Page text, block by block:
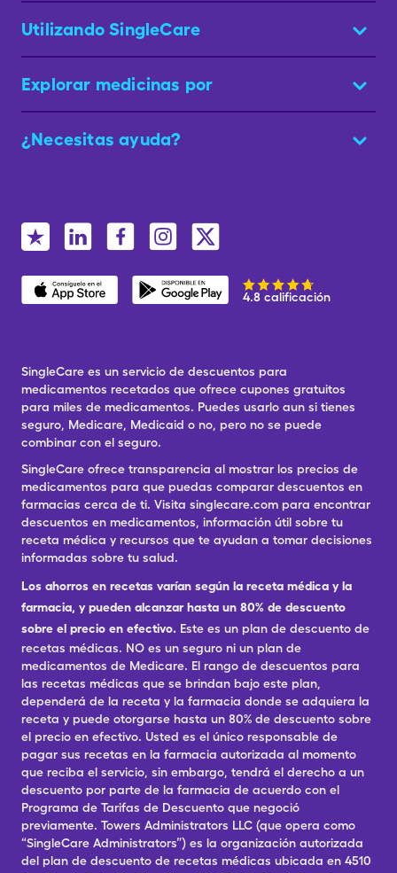
Utilizando SingleCare
Explorar medicinas por
¿Necesitas ayuda?
4.8 calificación
SingleCare es un servicio de descuentos para
medicamentos recetados que ofrece cupones gratuitos
para miles de medicamentos. Puedes usarlo aun si tienes
seguro, Medicare, Medicaid o no, pero no se puede
combinar con el seguro.
SingleCare ofrece transparencia al mostrar los precios de
medicamentos para que puedas comparar descuentos en
farmacias cerca de ti. Visita singlecare.com para encontrar
descuentos en medicamentos, información útil sobre tu
receta médica y recursos que te ayudan a tomar decisiones
informadas sobre tu salud.
Los ahorros en recetas varían según la receta médica y la
farmacia, y pueden alcanzar hasta un 80% de descuento
sobre el precio en efectivo. Este es un plan de descuento de
recetas médicas. NO es un seguro ni un plan de
medicamentos de Medicare. El rango de descuentos para
las recetas médicas que se brindan bajo este plan,
dependerá de la receta y la farmacia donde se adquiera la
receta y puede otorgarse hasta un 80% de descuento sobre
el precio en efectivo. Usted es el único responsable de
pagar sus recetas en la farmacia autorizada al momento
que reciba el servicio, sin embargo, tendrá el derecho a un
descuento por parte de la farmacia de acuerdo con el
Programa de Tarifas de Descuento que negoció
previamente. Towers Administrators LLC (que opera como
“SingleCare Administrators”) es la organización autorizada
del plan de descuento de recetas médicas ubicada en 4510